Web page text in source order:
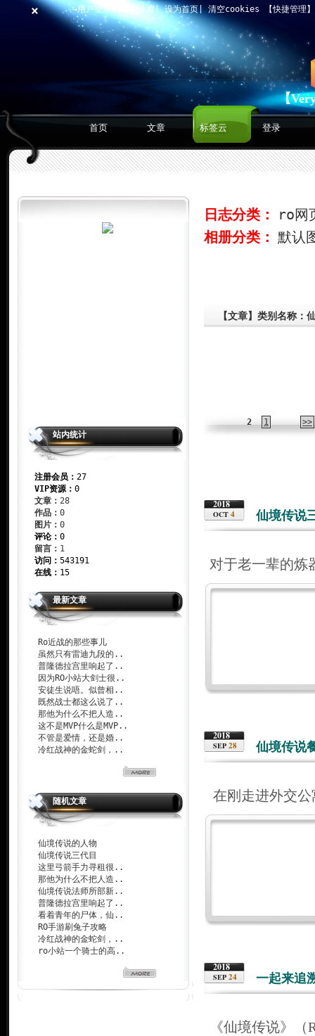
× →用户登录| 加入收藏|设为首页|清空cookies 【快捷管理
首页 文章 标签云 登录
【
站内统计
注册会员： 27
VIP资源： 0
文章： 28
作品： 0
图片： 0
评论： 0
留言： 1
访问： 543191
在线： 15
最新文章
Ro近战的那些事儿
虽然只有雷迪九段的..
普隆德拉宫里响起了..
因为RO小站大剑士很..
安徒生说唔。似曾相..
既然战士都这么说了..
那他为什么不把人造..
这不是MVP什么是MVP..
不管是爱情，还是婚..
冷红战神的金蛇剑，..
随机文章
仙境传说的人物
仙境传说三代目
这里弓箭手力寻租很..
那他为什么不把人造..
仙境传说法师所部新..
普隆德拉宫里响起了..
看着青年的尸体，仙..
RO手游刷兔子攻略
冷红战神的金蛇剑，..
ro小站一个骑士的高..
日志分类：
ro网
相册分类： 默认
【文章】类别名称：
2 1 >>
2018
OCT 4 仙境传说
对于老一辈的炼
2018
SEP 28 仙境传说
在刚走进外交
2018
SEP 24 一起来追
《仙境传说》